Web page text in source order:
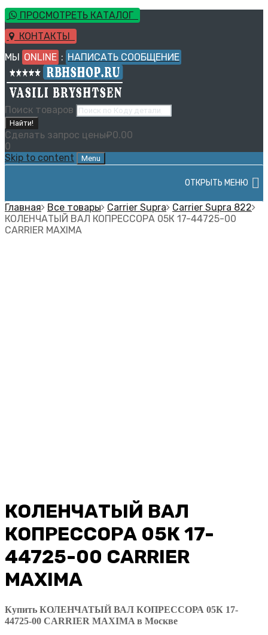
ПРОСМОТРЕТЬ КАТАЛОГ
КОНТАКТЫ
МЫ ONLINE : НАПИСАТЬ СООБЩЕНИЕ
Поиск товаров
Найти!
Сделать запрос цены₽0.00
0
Skip to content
Menu
ОТКРЫТЬ МЕНЮ
Главная Все товары Carrier Supra
Carrier Supra 822
КОЛЕНЧАТЫЙ ВАЛ КОПРЕССОРА 05К 17-44725-00
CARRIER MAXIMA
КОЛЕНЧАТЫЙ ВАЛ
КОПРЕССОРА 05К 17-
44725-00 CARRIER
MAXIMA
Купить КОЛЕНЧАТЫЙ ВАЛ КОПРЕССОРА 05К 17-
44725-00 CARRIER MAXIMA в Москве